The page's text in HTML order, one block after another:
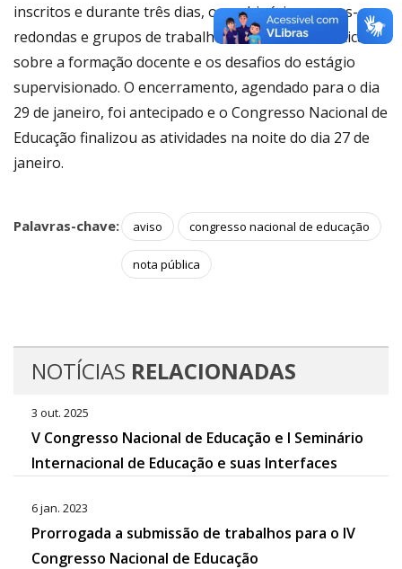
inscritos e durante três dias, os webinários, mesas-
redondas e grupos de trabalhos discutiram temáticas
sobre a formação docente e os desafios do estágio
supervisionado. O encerramento, agendado para o dia
29 de janeiro, foi antecipado e o Congresso Nacional de
Educação finalizou as atividades na noite do dia 27 de
janeiro.
Palavras-chave: aviso congresso nacional de educação
nota pública
NOTÍCIAS RELACIONADAS
3 out. 2025
V Congresso Nacional de Educação e I Seminário
Internacional de Educação e suas Interfaces
6 jan. 2023
Prorrogada a submissão de trabalhos para o IV
Congresso Nacional de Educação